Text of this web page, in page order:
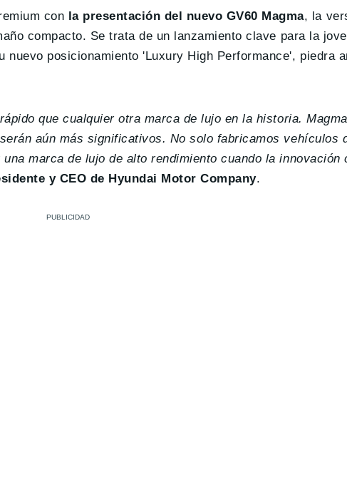
con la presentación del nuevo GV60 Magma, la
compacto. Se trata de un lanzamiento clave para la
posicionamiento 'Luxury High Performance', piedra
que cualquier otra marca de lujo en la historia.
aún más significativos. No solo fabricamos vehículos
marca de lujo de alto rendimiento cuando la innovación
y CEO de Hyundai Motor Company.